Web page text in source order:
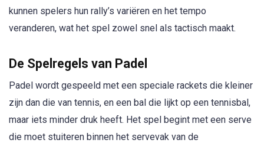
kunnen spelers hun rally’s variëren en het tempo
veranderen, wat het spel zowel snel als tactisch maakt.
De Spelregels van Padel
Padel wordt gespeeld met een speciale rackets die kleiner
zijn dan die van tennis, en een bal die lijkt op een tennisbal,
maar iets minder druk heeft. Het spel begint met een serve
die moet stuiteren binnen het servevak van de